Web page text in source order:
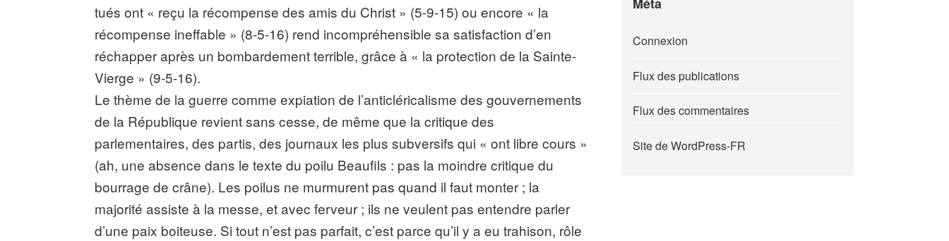
tués ont « reçu la récompense des amis du Christ » (5-9-15) ou encore « la
récompense ineffable » (8-5-16) rend incompréhensible sa satisfaction d’en
réchapper après un bombardement terrible, grâce à « la protection de la Sainte-
Vierge » (9-5-16).
Le thème de la guerre comme expiation de l’anticléricalisme des gouvernements
de la République revient sans cesse, de même que la critique des
parlementaires, des partis, des journaux les plus subversifs qui « ont libre cours »
(ah, une absence dans le texte du poilu Beaufils : pas la moindre critique du
bourrage de crâne). Les poilus ne murmurent pas quand il faut monter ; la
majorité assiste à la messe, et avec ferveur ; ils ne veulent pas entendre parler
d’une paix boiteuse. Si tout n’est pas parfait, c’est parce qu’il y a eu trahison, rôle
Connexion
Flux des publications
Flux des commentaires
Site de WordPress-FR